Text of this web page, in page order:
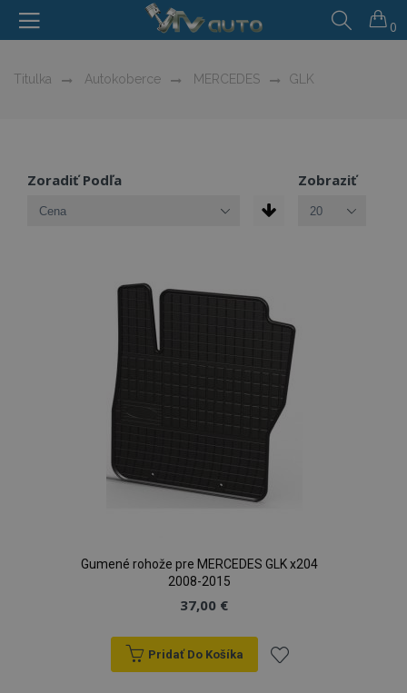
0
Titulka Autokoberce MERCEDES GLK
Zoradiť Podľa Zobraziť
Gumené rohože pre MERCEDES GLK x204
2008-2015
37,00 €
Pridať Do Košíka